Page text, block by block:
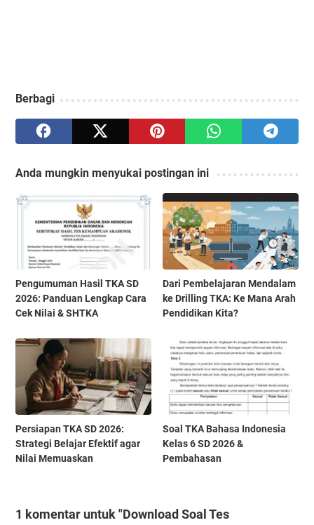
Berbagi
Anda mungkin menyukai postingan ini
Pengumuman Hasil TKA SD
2026: Panduan Lengkap Cara
Cek Nilai & SHTKA
Dari Pembelajaran Mendalam
ke Drilling TKA: Ke Mana Arah
Pendidikan Kita?
Persiapan TKA SD 2026:
Strategi Belajar Efektif agar
Nilai Memuaskan
Soal TKA Bahasa Indonesia
Kelas 6 SD 2026 &
Pembahasan
1 komentar untuk "Download Soal Tes